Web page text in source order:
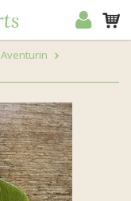
Aventurin